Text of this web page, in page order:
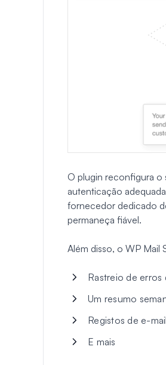
O plugin reconfigura o
autenticação
fornecedor dedicado
permaneça fiável.
Além disso, o WP Mail
Rastreio de erros
Um resumo
Registos de e-
E mais